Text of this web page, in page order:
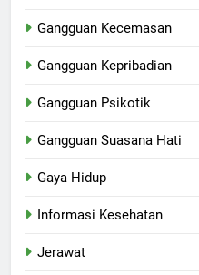
Gangguan Kecemasan
Gangguan Kepribadian
Gangguan Psikotik
Gangguan Suasana Hati
Gaya Hidup
Informasi Kesehatan
Jerawat